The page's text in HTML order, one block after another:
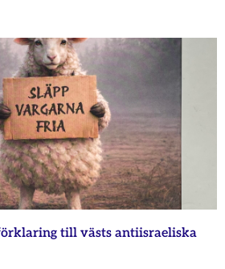
till västs antiisraeliska